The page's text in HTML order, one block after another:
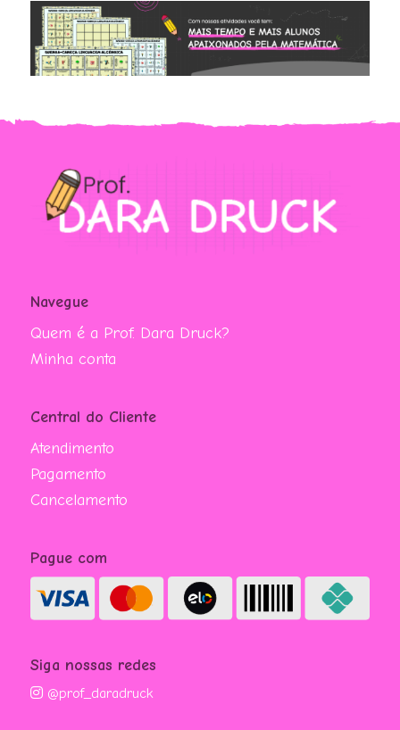
Navegue
Quem é a Prof. Dara Druck?
Minha conta
Central do Cliente
Atendimento
Pagamento
Cancelamento
Pague com
Siga nossas redes
@prof_daradruck